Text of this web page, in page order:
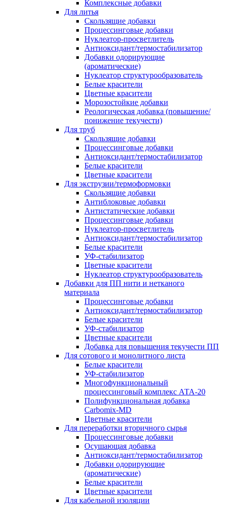
Комплексные добавки
Для литья
Скользящие добавки
Процессинговые добавки
Нуклеатор-просветлитель
Антиоксидант/термостабилизатор
Добавки одорирующие
(ароматические)
Нуклеатор структурообразователь
Белые красители
Цветные красители
Морозостойкие добавки
Реологическая добавка (повышение/
понижение текучести)
Для труб
Скользящие добавки
Процессинговые добавки
Антиоксидант/термостабилизатор
Белые красители
Цветные красители
Для экструзии/термоформовки
Скользящие добавки
Антиблоковые добавки
Антистатические добавки
Процессинговые добавки
Нуклеатор-просветлитель
Антиоксидант/термостабилизатор
Белые красители
УФ-стабилизатор
Цветные красители
Нуклеатор структурообразователь
Добавки для ПП нити и нетканого
материала
Процессинговые добавки
Антиоксидант/термостабилизатор
Белые красители
УФ-стабилизатор
Цветные красители
Добавка для повышения текучести ПП
Для сотового и монолитного листа
Белые красители
УФ-стабилизатор
Многофункциональный
процессинговый комплекс АТА-20
Полифункциональная добавка
Carbomix-MD
Цветные красители
Для переработки вторичного сырья
Процессинговые добавки
Осушающая добавка
Антиоксидант/термостабилизатор
Добавки одорирующие
(ароматические)
Белые красители
Цветные красители
Для кабельной изоляции